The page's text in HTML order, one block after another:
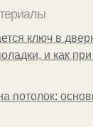
ключ в
и как
потолок: